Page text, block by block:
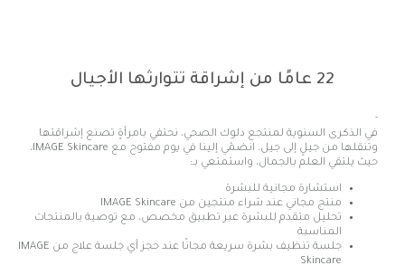
22 عامًا من إشراقة تتوارثها الأجيال
-
في الذكرى السنوية لمنتجع دلوك الصحي، نحتفي بامرأةٍ تصنع إشراقتها
وتنقلها من جيلٍ إلى جيل. انضمّي إلينا في يوم مفتوح مع IMAGE Skincare،
حيث يلتقي العلم بالجمال، واستمتعي بـ:
استشارة مجانية للبشرة
منتج مجاني عند شراء منتجين من IMAGE Skincare
تحليل متقدم للبشرة عبر تطبيق مخصص، مع توصية بالمنتجات
المناسبة
جلسة تنظيف بشرة سريعة مجانًا عند حجز أي جلسة علاج من IMAGE
Skincare